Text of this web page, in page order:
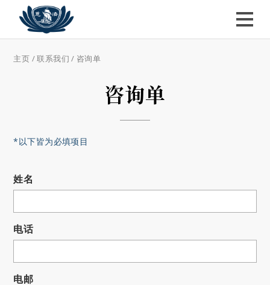
主页 /联系我们 / 咨询单
咨询单
*以下皆为必填项目
姓名
电话
电邮